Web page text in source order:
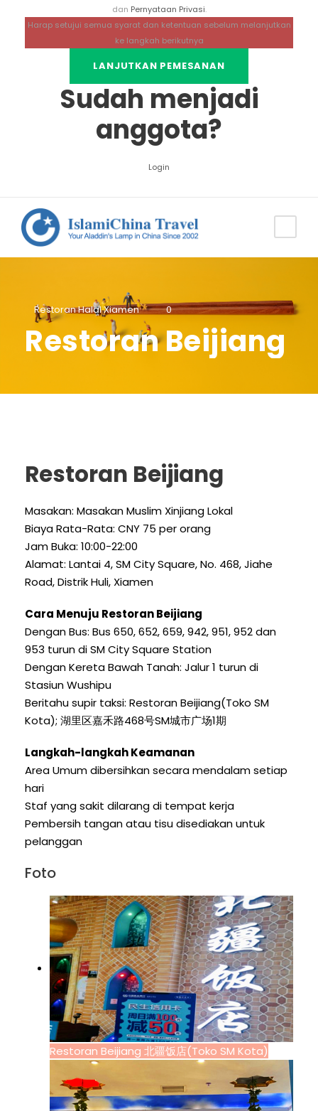
dan Pernyataan Privasi.
Harap setujui semua syarat dan ketentuan sebelum melanjutkan
ke langkah berikutnya
Sudah menjadi
anggota?
Login
Restoran Halal Xiamen 0
Restoran Beijiang
Restoran Beijiang
Masakan: Masakan Muslim Xinjiang Lokal
Biaya Rata-Rata: CNY 75 per orang
Jam Buka: 10:00-22:00
Alamat: Lantai 4, SM City Square, No. 468, Jiahe
Road, Distrik Huli, Xiamen
Cara Menuju Restoran Beijiang
Dengan Bus: Bus 650, 652, 659, 942, 951, 952 dan
953 turun di SM City Square Station
Dengan Kereta Bawah Tanah: Jalur 1 turun di
Stasiun Wushipu
Beritahu supir taksi: Restoran Beijiang(Toko SM
Kota); 湖里区嘉禾路468号SM城市广场1期
Langkah-langkah Keamanan
Area Umum dibersihkan secara mendalam setiap
hari
Staf yang sakit dilarang di tempat kerja
Pembersih tangan atau tisu disediakan untuk
pelanggan
Foto
Restoran Beijiang 北疆饭店(Toko SM Kota)